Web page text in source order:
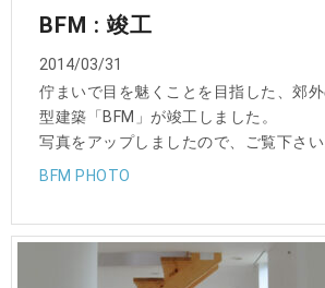
BFM : 竣工
2014/03/31
佇まいで目を魅くことを目指した、郊
型建築「BFM」が竣工しました。
写真をアップしましたので、ご覧下さい
BFM PHOTO